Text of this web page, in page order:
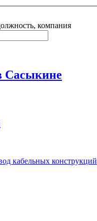
компания
Сасыкине
кабельных конструкций